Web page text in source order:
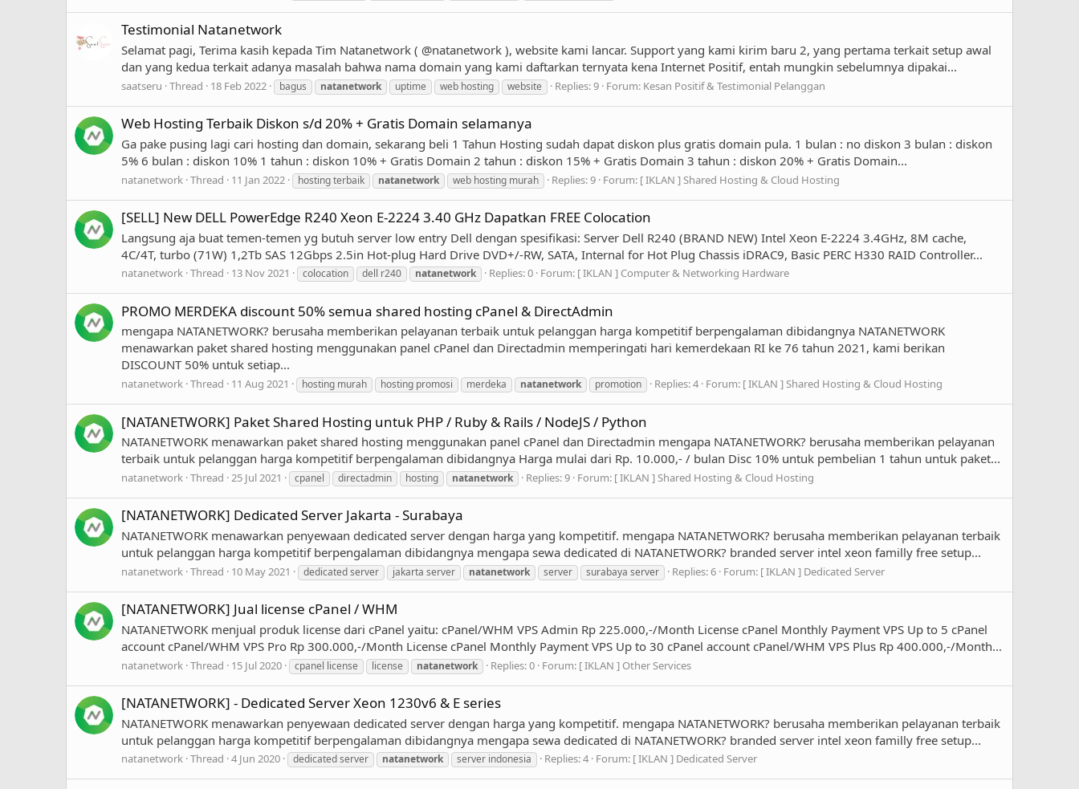
Testimonial Natanetwork
Selamat pagi, Terima kasih kepada Tim Natanetwork ( @natanetwork ), website kami lancar. Support yang kami kirim baru 2, yang pertama terkait setup awal
dan yang kedua terkait adanya masalah bahwa nama domain yang kami daftarkan ternyata kena Internet Positif, entah mungkin sebelumnya dipakai...
saatseru Thread 18 Feb 2022 bagus natanetwork uptime web hosting website Replies: 9 Forum: Kesan Positif & Testimonial Pelanggan
Web Hosting Terbaik Diskon s/d 20% + Gratis Domain selamanya
Ga pake pusing lagi cari hosting dan domain, sekarang beli 1 Tahun Hosting sudah dapat diskon plus gratis domain pula. 1 bulan : no diskon 3 bulan : diskon
5% 6 bulan : diskon 10% 1 tahun : diskon 10% + Gratis Domain 2 tahun : diskon 15% + Gratis Domain 3 tahun : diskon 20% + Gratis Domain...
natanetwork Thread 11 Jan 2022 hosting terbaik natanetwork web hosting murah Replies: 9 Forum: [ IKLAN ] Shared Hosting & Cloud Hosting
[SELL] New DELL PowerEdge R240 Xeon E-2224 3.40 GHz Dapatkan FREE Colocation
Langsung aja buat temen-temen yg butuh server low entry Dell dengan spesifikasi: Server Dell R240 (BRAND NEW) Intel Xeon E-2224 3.4GHz, 8M cache,
4C/4T, turbo (71W) 1,2Tb SAS 12Gbps 2.5in Hot-plug Hard Drive DVD+/-RW, SATA, Internal for Hot Plug Chassis iDRAC9, Basic PERC H330 RAID Controller...
natanetwork Thread 13 Nov 2021 colocation dell r240 natanetwork Replies: 0 Forum: [ IKLAN ] Computer & Networking Hardware
PROMO MERDEKA discount 50% semua shared hosting cPanel & DirectAdmin
mengapa NATANETWORK? berusaha memberikan pelayanan terbaik untuk pelanggan harga kompetitif berpengalaman dibidangnya NATANETWORK
menawarkan paket shared hosting menggunakan panel cPanel dan Directadmin memperingati hari kemerdekaan RI ke 76 tahun 2021, kami berikan
DISCOUNT 50% untuk setiap...
natanetwork Thread 11 Aug 2021 hosting murah hosting promosi merdeka natanetwork promotion Replies: 4 Forum: [ IKLAN ] Shared Hosting & Cloud Hosting
[NATANETWORK] Paket Shared Hosting untuk PHP / Ruby & Rails / NodeJS / Python
NATANETWORK menawarkan paket shared hosting menggunakan panel cPanel dan Directadmin mengapa NATANETWORK? berusaha memberikan pelayanan
terbaik untuk pelanggan harga kompetitif berpengalaman dibidangnya Harga mulai dari Rp. 10.000,- / bulan Disc 10% untuk pembelian 1 tahun untuk paket...
natanetwork Thread 25 Jul 2021 cpanel directadmin hosting natanetwork Replies: 9 Forum: [ IKLAN ] Shared Hosting & Cloud Hosting
[NATANETWORK] Dedicated Server Jakarta - Surabaya
NATANETWORK menawarkan penyewaan dedicated server dengan harga yang kompetitif. mengapa NATANETWORK? berusaha memberikan pelayanan terbaik
untuk pelanggan harga kompetitif berpengalaman dibidangnya mengapa sewa dedicated di NATANETWORK? branded server intel xeon familly free setup...
natanetwork Thread 10 May 2021 dedicated server jakarta server natanetwork server surabaya server Replies: 6 Forum: [ IKLAN ] Dedicated Server
[NATANETWORK] Jual license cPanel / WHM
NATANETWORK menjual produk license dari cPanel yaitu: cPanel/WHM VPS Admin Rp 225.000,-/Month License cPanel Monthly Payment VPS Up to 5 cPanel
account cPanel/WHM VPS Pro Rp 300.000,-/Month License cPanel Monthly Payment VPS Up to 30 cPanel account cPanel/WHM VPS Plus Rp 400.000,-/Month...
natanetwork Thread 15 Jul 2020 cpanel license license natanetwork Replies: 0 Forum: [ IKLAN ] Other Services
[NATANETWORK] - Dedicated Server Xeon 1230v6 & E series
NATANETWORK menawarkan penyewaan dedicated server dengan harga yang kompetitif. mengapa NATANETWORK? berusaha memberikan pelayanan terbaik
untuk pelanggan harga kompetitif berpengalaman dibidangnya mengapa sewa dedicated di NATANETWORK? branded server intel xeon familly free setup...
natanetwork Thread 4 Jun 2020 dedicated server natanetwork server indonesia Replies: 4 Forum: [ IKLAN ] Dedicated Server